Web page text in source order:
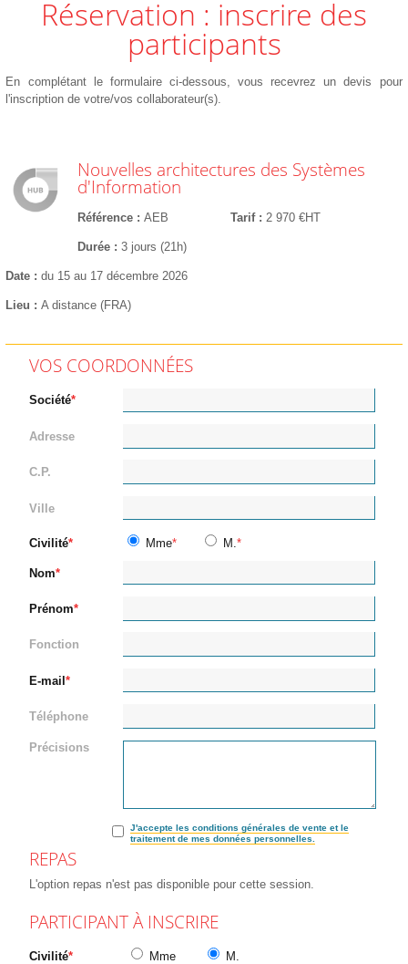
Réservation : inscrire des
participants
En complétant le formulaire ci-dessous, vous recevrez un devis pour
l'inscription de votre/vos collaborateur(s).
Nouvelles architectures des Systèmes
d'Information
Référence AEB Tarif 2 970 €HT
Durée 3 jours (21h)
Date du 15 au 17 décembre 2026
Lieu A distance (FRA)
VOS COORDONNÉES
Société
Adresse
C.P.
Ville
Civilité Mme M.
Nom
Prénom
Fonction
E-mail
Téléphone
Précisions
J'accepte les conditions générales de vente et le
traitement de mes données personnelles.
REPAS
L'option repas n'est pas disponible pour cette session.
PARTICIPANT À INSCRIRE
Civilité Mme M.